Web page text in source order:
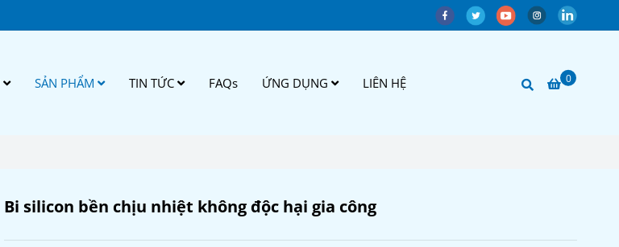
0
SẢN PHẨM TIN TỨC FAQs ỨNG DỤNG LIÊN HỆ
Bi silicon bền chịu nhiệt không độc hại gia công